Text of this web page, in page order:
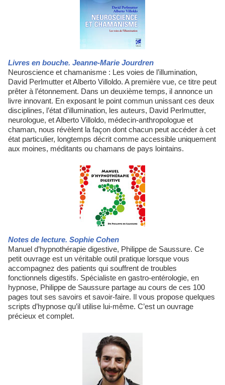
Livres en bouche. Jeanne-Marie Jourdren
Neuroscience et chamanisme : Les voies de l’illumination,
David Perlmutter et Alberto Villoldo. A première vue, ce titre peut
prêter à l’étonnement. Dans un deuxième temps, il annonce un
livre innovant. En exposant le point commun unissant ces deux
disciplines, l’état d’illumination, les auteurs, David Perlmutter,
neurologue, et Alberto Villoldo, médecin-anthropologue et
chaman, nous révèlent la façon dont chacun peut accéder à cet
état particulier, longtemps décrit comme accessible uniquement
aux moines, méditants ou chamans de pays lointains.
Notes de lecture. Sophie Cohen
Manuel d’hypnothérapie digestive, Philippe de Saussure. Ce
petit ouvrage est un véritable outil pratique lorsque vous
accompagnez des patients qui souffrent de troubles
fonctionnels digestifs. Spécialiste en gastro-entérologie, en
hypnose, Philippe de Saussure partage au cours de ces 100
pages tout ses savoirs et savoir-faire. Il vous propose quelques
scripts d’hypnose qu’il utilise lui-même. C’est un ouvrage
précieux et complet.